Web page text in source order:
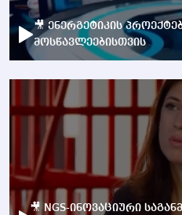
🎥 ენერგეტიკის
მოსწავლეებისთვის
🎥 NGS-ინოვაციური